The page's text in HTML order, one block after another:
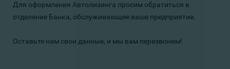
Для оформления Автолизинга просим обратиться в
отделение Банка, обслуживающее ваше предприятие.
Оставьте нам свои данные, и мы вам перезвоним!